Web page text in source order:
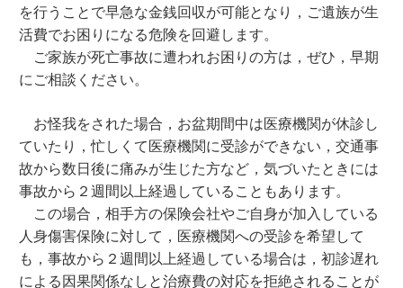
を行うことで早急な金銭回収が可能となり，ご遺族が生
活費でお困りになる危険を回避します。
ご家族が死亡事故に遭われお困りの方は，ぜひ，早期
にご相談ください。
お怪我をされた場合，お盆期間中は医療機関が休診し
ていたり，忙しくて医療機関に受診ができない，交通事
故から数日後に痛みが生じた方など，気づいたときには
事故から２週間以上経過していることもあります。
この場合，相手方の保険会社やご自身が加入している
人身傷害保険に対して，医療機関への受診を希望して
も，事故から２週間以上経過している場合は，初診遅れ
による因果関係なしと治療費の対応を拒絶されることが